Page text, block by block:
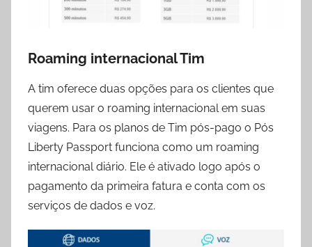
Roaming internacional Tim
A tim oferece duas opções para os clientes que
querem usar o roaming internacional em suas
viagens. Para os planos de Tim pós-pago o Pós
Liberty Passport funciona como um roaming
internacional diário. Ele é ativado logo após o
pagamento da primeira fatura e conta com os
serviços de dados e voz.